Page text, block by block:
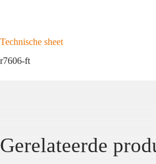
Technische sheet
r7606-ft
Gerelateerde